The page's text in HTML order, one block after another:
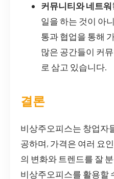
커뮤니티와 네트워
일을 하는 것이 아
통과 협업을 통해
많은 공간들이 커
로 삼고 있습니다.
결론
비상주오피스는 창업자
공하며, 가격은 여러 요
의 변화와 트렌드를 잘
비상주오피스를 활용할